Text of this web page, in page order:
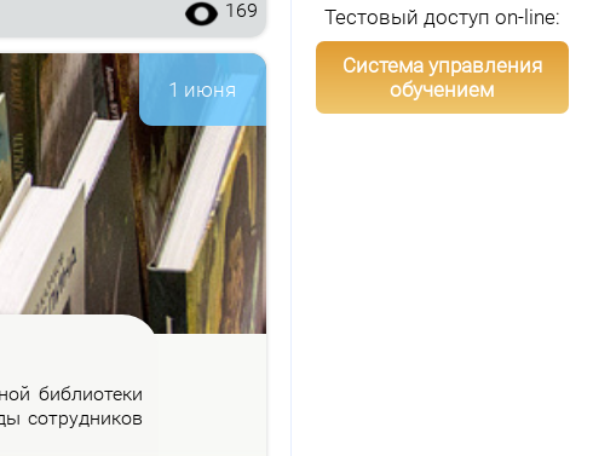
169
1 июня
биб­лио­те­ки
со­труд­ни­ков
Тестовый доступ on-line:
Система управления
обучением